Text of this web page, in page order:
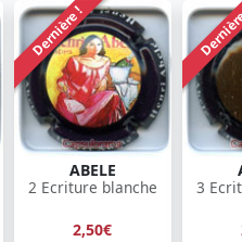
Dernière !
ABELE
2 Ecriture blanche
2,50€
3